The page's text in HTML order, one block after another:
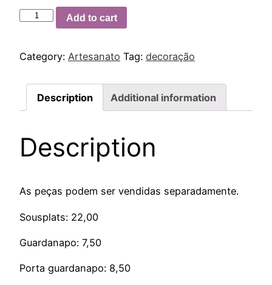
Add to cart
Category: Artesanato Tag: decoração
Description Additional information
Description
As peças podem ser vendidas separadamente.
Sousplats: 22,00
Guardanapo: 7,50
Porta guardanapo: 8,50